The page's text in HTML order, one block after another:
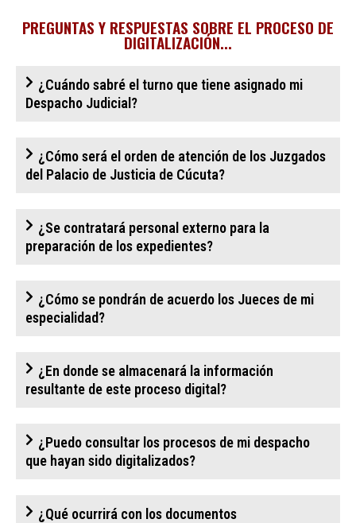
PREGUNTAS Y RESPUESTAS SOBRE EL PROCESO DE
DIGITALIZACIÓN...
¿Cuándo sabré el turno que tiene asignado mi
Despacho Judicial?
¿Cómo será el orden de atención de los Juzgados
del Palacio de Justicia de Cúcuta?
¿Se contratará personal externo para la
preparación de los expedientes?
¿Cómo se pondrán de acuerdo los Jueces de mi
especialidad?
¿En donde se almacenará la información
resultante de este proceso digital?
¿Puedo consultar los procesos de mi despacho
que hayan sido digitalizados?
¿Qué ocurrirá con los documentos